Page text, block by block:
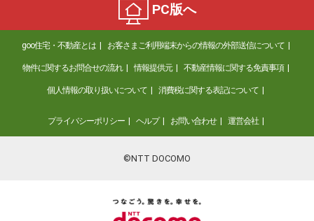
PC版へ
goo住宅・不動産とは お客さまご利用端末からの情報の外部送信について
物件に関するお問合せの流れ 情報提供元 不動産情報に関する免責事項
個人情報の取り扱いについて 消費税に関する表記について
プライバシーポリシー ヘルプ お問い合わせ 運営会社
©NTT DOCOMO